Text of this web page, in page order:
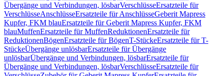
Übergänge und Verbindungen, lösbarVerschlüsseErsatzteile für
VerschlüsseAnschlüsseErsatzteile für AnschlüsseGeberit Mapress
Kupfer, FKM blauErsatzteile für Geberit Mapress Kupfer, FKM
blauMuffenErsatzteile für MuffenReduktionenErsatzteile für
ReduktionenBögenErsatzteile für BögenT-StückeErsatzteile für T-
StückeÜbergänge unlösbarErsatzteile für Übergänge
unlösbarÜbergänge und Verbindungen, lösbarErsatzteile für
Übergänge und Verbindungen, lösbarVerschlüsseErsatzteile für